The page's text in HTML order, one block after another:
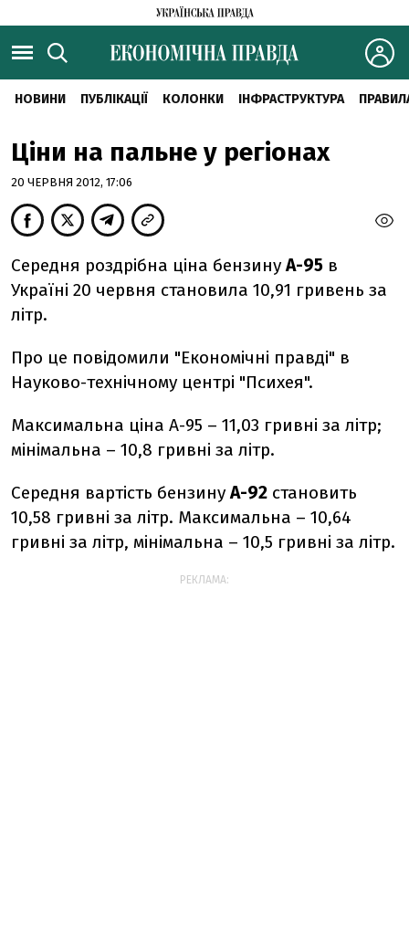
НОВИНИ ПУБЛІКАЦІЇ КОЛОНКИ ІНФРАСТРУКТУРА
Ціни на пальне у регіонах
20 ЧЕРВНЯ 2012, 17:06
Середня роздрібна ціна бензинуА-95 в
Україні 20 червня становила 10,91 гривень за
літр.
Про це повідомили "Економічні правді" в
Науково-технічному центрі "Психея".
Максимальна ціна А-95 – 11,03 гривні за літр;
мінімальна – 10,8 гривні за літр.
Середня вартість бензинуА-92 становить
10,58 гривні за літр. Максимальна – 10,64
гривні за літр, мінімальна – 10,5 гривні за літр.
РЕКЛАМА: